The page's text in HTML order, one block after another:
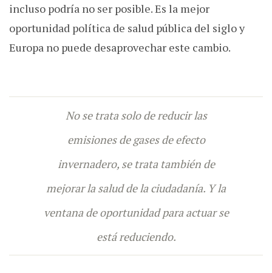
incluso podría no ser posible. Es la mejor
oportunidad política de salud pública del siglo y
Europa no puede desaprovechar este cambio.
No se trata solo de reducir las
emisiones de gases de efecto
invernadero, se trata también de
mejorar la salud de la ciudadanía. Y la
ventana de oportunidad para actuar se
está reduciendo.